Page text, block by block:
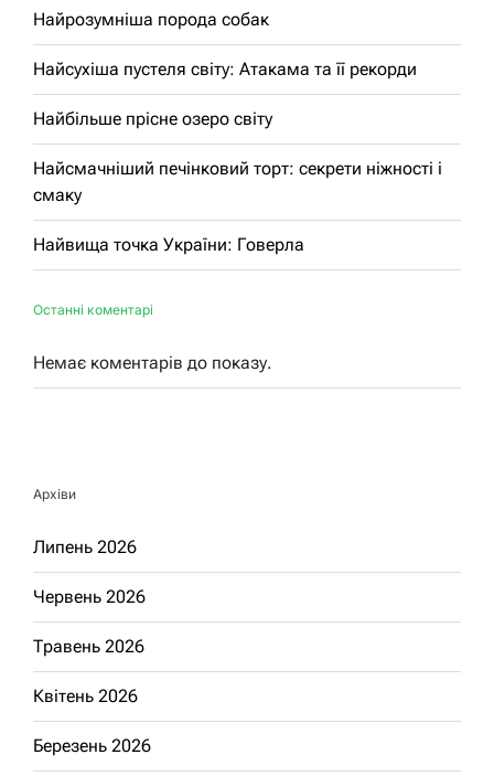
Найрозумніша порода собак
Найсухіша пустеля світу: Атакама та її рекорди
Найбільше прісне озеро світу
Найсмачніший печінковий торт: секрети ніжності і
смаку
Найвища точка України: Говерла
Останні коментарі
Немає коментарів до показу.
Архіви
Липень 2026
Червень 2026
Травень 2026
Квітень 2026
Березень 2026